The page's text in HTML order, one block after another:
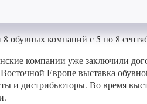
обувных компаний с 5 по 8
компании уже заключили
Европе выставка
и дистрибьюторы. Во время